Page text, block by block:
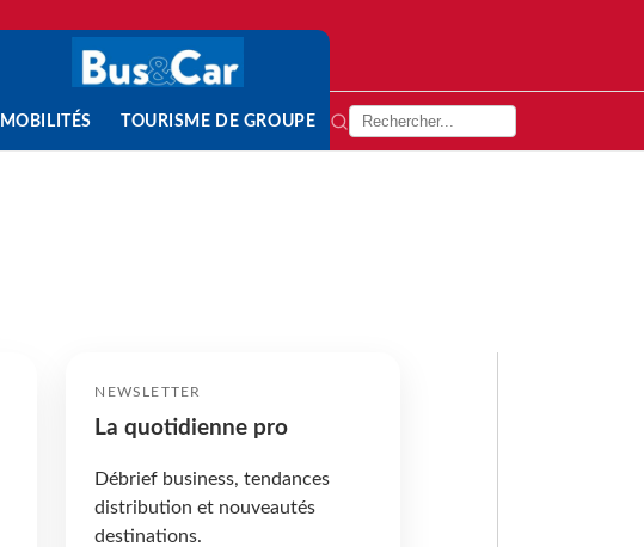
MOBILITÉS TOURISME DE GROUPE
NEWSLETTER
La quotidienne pro
Débrief business, tendances
distribution et nouveautés
destinations.